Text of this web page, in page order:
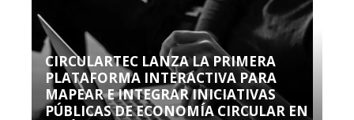
CIRCULARTEC LANZA LA PRIMERA
PLATAFORMA INTERACTIVA PARA
MAPEAR E INTEGRAR INICIATIVAS
PÚBLICAS DE ECONOMÍA CIRCULAR EN